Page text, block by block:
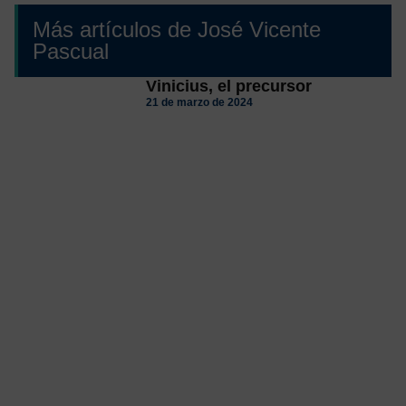
Más artículos de José Vicente
Pascual
Vinicius, el precursor
21 de marzo de 2024